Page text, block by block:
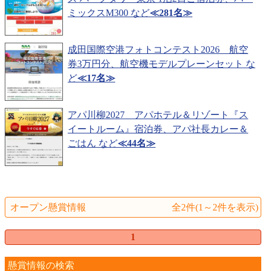
ミックスM300 など≪281名≫
成田国際空港フォトコンテスト2026 航空
券3万円分、航空機モデルプレーンセット な
ど≪17名≫
アパ川柳2027 アパホテル＆リゾート『ス
イートルーム』宿泊券、アパ社長カレー＆
ごはん など≪44名≫
オープン懸賞情報 全2件(1～2件を表示)
1
懸賞情報の検索